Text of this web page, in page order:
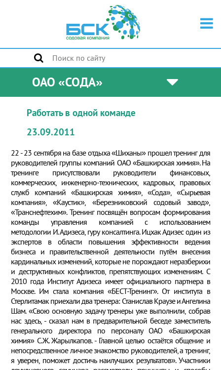
ОАО «СОДА»
Работать в одной команде
23.09.2011
22 - 23 сентября на базе отдыха «Шиханы» прошел тренинг для
руководителей группы компаний ОАО «Башкирская химия». На
тренинге присутствовали руководители финансовых,
коммерческих, инженерно-технических, кадровых, правовых
служб компаний «Башкирская химия», «Сода», «Сырьевая
компания», «Каустик», «Березниковский содовый завод»,
«Транснефтехим». Тренинг посвящён вопросам формирования
команды управления компанией с использованием
методологии И. Адизеса, гуру консалтинга. Ицхак Адизес один из
экспертов в области повышения эффективности ведения
бизнеса и правительственной деятельности путём внесения
кардинальных изменений, которые не порождают неразберихи
и деструктивных конфликтов, препятствующих изменениям. С
2010 года Институт Адизеса имеет официального партнера в
Москве. Им стала компания «БЕСТ-Тренинг». От института в
Стерлитамак приехали два тренера: Станислав Краузе и Ангелина
Шам. «Свою основную задачу тренеры уже выполнили, собрав
нас здесь, - сказал нам в предварительной беседе заместитель
генерального директора по персоналу ОАО «Башкирская
химия» С.Ж. Жарылкапов. - Главной целью остаётся общение и
непосредственное личное знакомство руководителей, а тренинг,
я уверен, поможет достичь наилучших результатов». Участники